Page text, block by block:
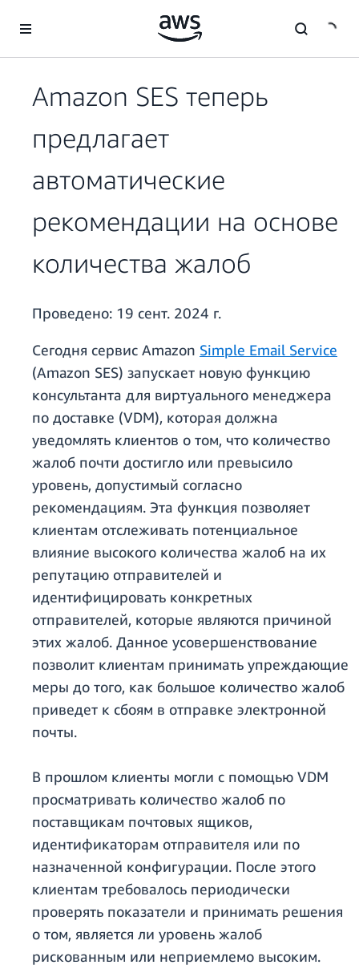
Перейти к главному контенту
Amazon SES теперь
предлагает
автоматические
рекомендации на основе
количества жалоб
Проведено: 19 сент. 2024 г.
Сегодня сервис Amazon Simple Email Service
(Amazon SES) запускает новую функцию
консультанта для виртуального менеджера
по доставке (VDM), которая должна
уведомлять клиентов о том, что количество
жалоб почти достигло или превысило
уровень, допустимый согласно
рекомендациям. Эта функция позволяет
клиентам отслеживать потенциальное
влияние высокого количества жалоб на их
репутацию отправителей и
идентифицировать конкретных
отправителей, которые являются причиной
этих жалоб. Данное усовершенствование
позволит клиентам принимать упреждающие
меры до того, как большое количество жалоб
приведет к сбоям в отправке электронной
почты.
В прошлом клиенты могли с помощью VDM
просматривать количество жалоб по
поставщикам почтовых ящиков,
идентификаторам отправителя или по
назначенной конфигурации. После этого
клиентам требовалось периодически
проверять показатели и принимать решения
о том, является ли уровень жалоб
рискованным или неприемлемо высоким.